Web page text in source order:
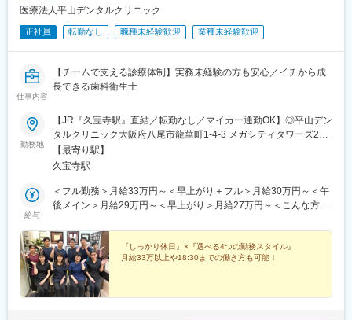
医療法人平山デンタルクリニック
正社員 転勤なし 職種未経験歓迎 業種未経験歓迎
仕事内容
【チームで支える診療体制】実務未経験の方も安心／イチから成
長できる歯科衛生士
勤務地
【JR『久宝寺駅』直結／転勤なし／マイカー通勤OK】◎平山デン
タルクリニック大阪府八尾市龍華町1-4-3 メガシティタワーズ2F
＜アクセス＞・JRおおさか東線線「久宝寺駅」から直結！※マイ
カー通勤もOK※受動喫煙対策:屋内全面禁煙
【最寄り駅】
久宝寺駅
給与
＜フル勤務＞月給33万円～＜早上がり＋フル＞月給30万円～＜午
後メイン＞月給29万円～＜早上がり＞月給27万円～＜こんな方に
午後出勤をメインにしたい方◆ワークライフバランスを重視した
い方【共通】※残業代は別途支給します。※経験やスキルなどを考
慮し、決定します。
『しっかり休日』×『選べる4つの勤務スタイル』
月給33万以上や18:30までの働き方も可能！